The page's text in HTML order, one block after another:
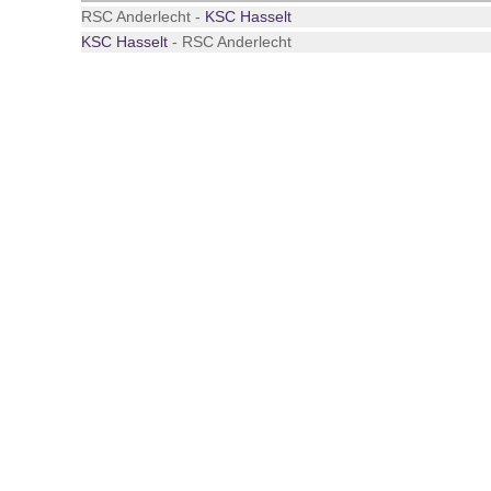
RSC Anderlecht - KSC Hasselt
KSC Hasselt - RSC Anderlecht